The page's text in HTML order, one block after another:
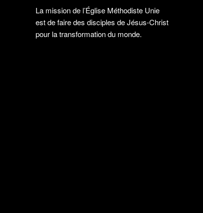
La mission de l’Église Méthodiste Unie
est de faire des disciples de Jésus-Christ
pour la transformation du monde.